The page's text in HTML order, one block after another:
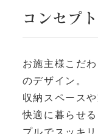
コンセプト
お施主様こだ
のデザイン。
収納スペース
快適に暮らせ
プルでスッキ